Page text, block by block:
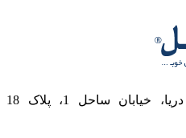
البرز، کرج، مهرشهر، شهرک دریا، خیابان ساحل 1، پلاک 18